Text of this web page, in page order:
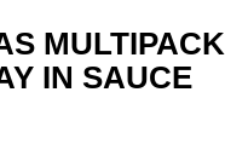
IN SAUCE